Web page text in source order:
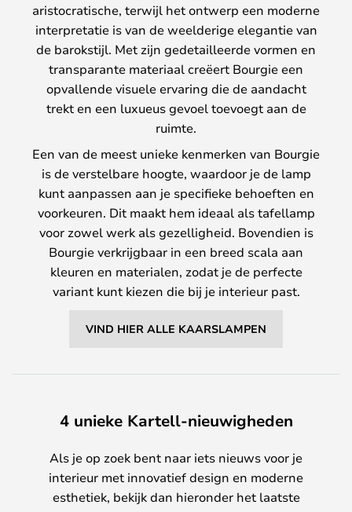
aristocratische, terwijl het ontwerp een moderne
interpretatie is van de weelderige elegantie van
de barokstijl. Met zijn gedetailleerde vormen en
transparante materiaal creëert Bourgie een
opvallende visuele ervaring die de aandacht
trekt en een luxueus gevoel toevoegt aan de
ruimte.
Een van de meest unieke kenmerken van Bourgie
is de verstelbare hoogte, waardoor je de lamp
kunt aanpassen aan je specifieke behoeften en
voorkeuren. Dit maakt hem ideaal als tafellamp
voor zowel werk als gezelligheid. Bovendien is
Bourgie verkrijgbaar in een breed scala aan
kleuren en materialen, zodat je de perfecte
variant kunt kiezen die bij je interieur past.
VIND HIER ALLE KAARSLAMPEN
4 unieke Kartell-nieuwigheden
Als je op zoek bent naar iets nieuws voor je
interieur met innovatief design en moderne
esthetiek, bekijk dan hieronder het laatste